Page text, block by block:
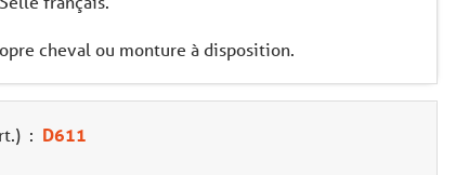
cheval ou monture à disposition.
: D611